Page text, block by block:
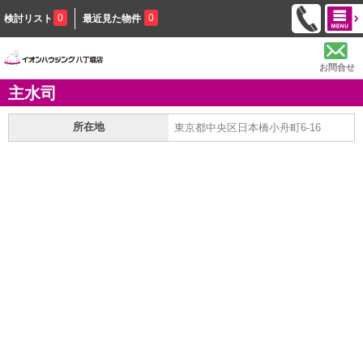
検討リスト 0 最近見た物件 0
お問合せ
主水司
所在地 東京都中央区日本橋小舟町6-16